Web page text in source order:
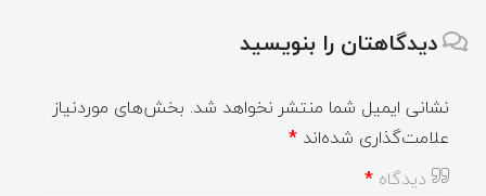
دیدگاهتان را بنویسید
نشانی ایمیل شما منتشر نخواهد شد. بخش‌های موردنیاز
علامت‌گذاری شده‌اند *
دیدگاه *